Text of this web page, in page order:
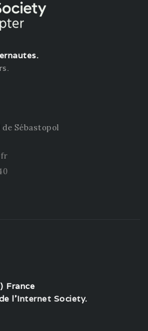
de Sébastopol
France
l'Internet Society.